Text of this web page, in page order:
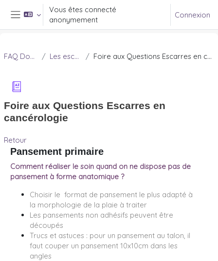
Passer au contenu principal
Panneau latéral
Vous êtes connecté
anonymement
Connexion
FAQ Douleur Les escarres Foire aux Questions Escarres en cancérologie
Foire aux Questions Escarres en
cancérologie
Retour
Pansement primaire
Comment réaliser le soin quand on ne dispose pas de
pansement à forme anatomique ?
Choisir le format de pansement le plus adapté à
la morphologie de la plaie à traiter
Les pansements non adhésifs peuvent être
découpés
Trucs et astuces : pour un pansement au talon, il
faut couper un pansement 10x10cm dans les
angles